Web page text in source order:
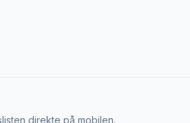
direkte på mobilen.